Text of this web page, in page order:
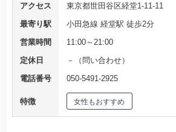
アクセス
東京都世田谷区経堂1-11-11
最寄り駅
小田急線 経堂駅 徒歩2分
営業時間
11:00～21:00
定休日
－（問い合わせ）
電話番号
050-5491-2925
特徴 女性もおすすめ